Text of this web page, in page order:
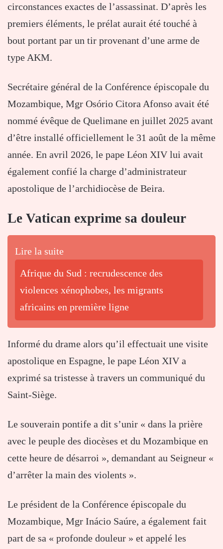
circonstances exactes de l’assassinat. D’après les
premiers éléments, le prélat aurait été touché à
bout portant par un tir provenant d’une arme de
type AKM.
Secrétaire général de la Conférence épiscopale du
Mozambique, Mgr Osório Citora Afonso avait été
nommé évêque de Quelimane en juillet 2025 avant
d’être installé officiellement le 31 août de la même
année. En avril 2026, le pape Léon XIV lui avait
également confié la charge d’administrateur
apostolique de l’archidiocèse de Beira.
Le Vatican exprime sa douleur
Lire la suite
Afrique du Sud : recrudescence des
violences xénophobes, les migrants
africains en première ligne
Informé du drame alors qu’il effectuait une visite
apostolique en Espagne, le pape Léon XIV a
exprimé sa tristesse à travers un communiqué du
Saint-Siège.
Le souverain pontife a dit s’unir « dans la prière
avec le peuple des diocèses et du Mozambique en
cette heure de désarroi », demandant au Seigneur «
d’arrêter la main des violents ».
Le président de la Conférence épiscopale du
Mozambique, Mgr Inácio Saúre, a également fait
part de sa « profonde douleur » et appelé les